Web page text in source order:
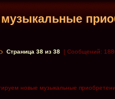
Страница 38 из 38 [ Сообщений:
новые музыкальные